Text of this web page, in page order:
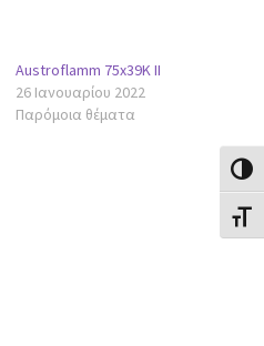
Austroflamm 75x39K II
26 Ιανουαρίου 2022
Παρόμοια θέματα